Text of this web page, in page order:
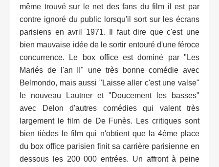
même trouvé sur le net des fans du film il est par
contre ignoré du public lorsqu'il sort sur les écrans
parisiens en avril 1971. Il faut dire que c'est une
bien mauvaise idée de le sortir entouré d'une féroce
concurrence. Le box office est dominé par "Les
Mariés de l'an II" une très bonne comédie avec
Belmondo, mais aussi "Laisse aller c'est une valse"
le nouveau Lautner et "Doucement les basses"
avec Delon d'autres comédies qui valent très
largement le film de De Funès. Les critiques sont
bien tièdes le film qui n'obtient que la 4ème place
du box office parisien finit sa carrière parisienne en
dessous les 200 000 entrées. Un affront à peine